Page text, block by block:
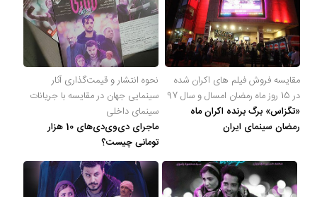
تاکنون در صفحه اختصاصی فیلم لاتاری درمنظوماطلاعات بسیاری توسط
پژوهشگران و مردم ثبت شده است؛ در بخش گالری عکس و پوستر فیلم لاتاری
260 عدد، در بخش ویدئو و تیزر فیلم لاتاری 17 عدد، در بخش حواشی فیلم
لاتاری 28 عدد، در بخش دیالوگ برتر فیلم لاتاری 1 عدد، در بخش نقد فیلم
لاتاری 27 عدد گردآوری و درج شده است. همچنین تاکنون در بخش‌های
سوتی فیلم لاتاری هنوز موردی ثبت نشده است. قطعا ما و شما به این حد قانع
نیستیم؛ باید به‌کمک علاقمندان فیلم، سریال و تئاتر، این دایرة‌المعارف آنلاین و
بانک اطلاعات هنرمندان و آثار سینما، تلویزیون و تئاتر را کامل و کامل‌تر کنیم.
مقایسه فروش فیلم های اکران شده
در 15 روز ماه رمضان امسال و سال 97
«تگزاس» برگ برنده اکران ماه
رمضان سینمای ایران
نحوه انتشار و قیمت‌گذاری آثار
سینمایی جهان در مقایسه با جریانات
سینمای داخلی
ماجرای دی‌وی‌دی‌های 10 هزار
تومانی چیست؟